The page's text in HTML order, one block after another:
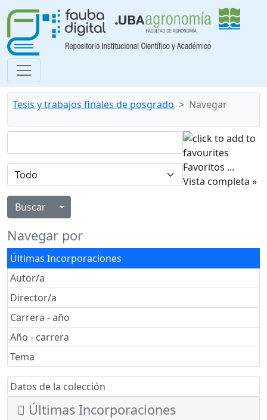
Tesis y trabajos finales de posgrado Navegar
Alternar menú desplegable
Favoritos ...
Vista completa »
Navegar por
Últimas Incorporaciones
Autor/a
Director/a
Carrera - año
Año - carrera
Tema
Datos de la colección
Últimas Incorporaciones